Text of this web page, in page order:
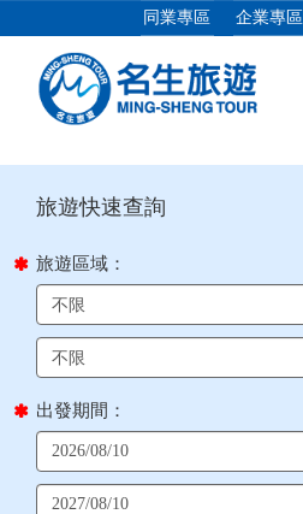
同業專區 企業專區
日本專館
郵輪假期
海島假期
韓國
東南亞
目前位置： 首頁 列表
旅遊區域：
出發期間：